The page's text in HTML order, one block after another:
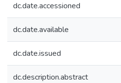
dc.date.accessioned
dc.date.available
dc.date.issued
dc.description.abstract